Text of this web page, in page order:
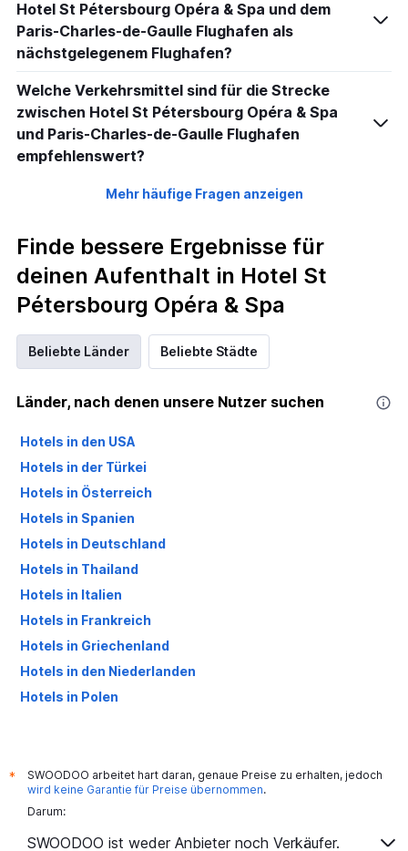
Hotel St Pétersbourg Opéra & Spa und dem
Paris-Charles-de-Gaulle Flughafen als
nächstgelegenem Flughafen?
Welche Verkehrsmittel sind für die Strecke
zwischen Hotel St Pétersbourg Opéra & Spa
und Paris-Charles-de-Gaulle Flughafen
empfehlenswert?
Mehr häufige Fragen anzeigen
Finde bessere Ergebnisse für
deinen Aufenthalt in Hotel St
Pétersbourg Opéra & Spa
Beliebte Länder Beliebte Städte
Länder, nach denen unsere Nutzer suchen
Hotels in den USA
Hotels in der Türkei
Hotels in Österreich
Hotels in Spanien
Hotels in Deutschland
Hotels in Thailand
Hotels in Italien
Hotels in Frankreich
Hotels in Griechenland
Hotels in den Niederlanden
Hotels in Polen
*
SWOODOO arbeitet hart daran, genaue Preise zu erhalten, jedoch
wird keine Garantie für Preise übernommen.
Darum:
SWOODOO ist weder Anbieter noch Verkäufer.